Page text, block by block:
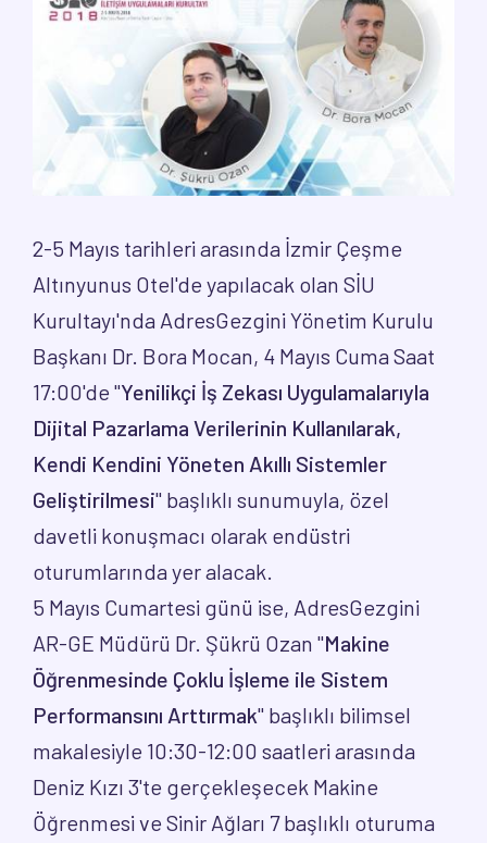
2-5 Mayıs tarihleri arasında İzmir Çeşme
Altınyunus Otel'de yapılacak olan SİU
Kurultayı'nda AdresGezgini Yönetim Kurulu
Başkanı Dr. Bora Mocan, 4 Mayıs Cuma Saat
17:00'de "Yenilikçi İş Zekası Uygulamalarıyla
Dijital Pazarlama Verilerinin Kullanılarak,
Kendi Kendini Yöneten Akıllı Sistemler
Geliştirilmesi" başlıklı sunumuyla, özel
davetli konuşmacı olarak endüstri
oturumlarında yer alacak.
5 Mayıs Cumartesi günü ise, AdresGezgini
AR-GE Müdürü Dr. Şükrü Ozan "Makine
Öğrenmesinde Çoklu İşleme ile Sistem
Performansını Arttırmak" başlıklı bilimsel
makalesiyle 10:30-12:00 saatleri arasında
Deniz Kızı 3'te gerçekleşecek Makine
Öğrenmesi ve Sinir Ağları 7 başlıklı oturuma